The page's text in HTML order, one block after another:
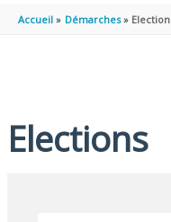
Accueil Démarches
Elections